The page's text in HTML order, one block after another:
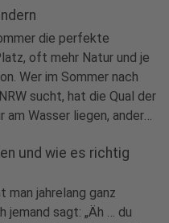
die perfekte
oft mehr Natur und je
Wer im Sommer nach
sucht, hat die Qual der
am Wasser liegen, andere
und wie es richtig
man jahrelang ganz
sagt: „Äh … du